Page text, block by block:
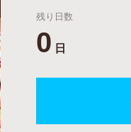
残り日数
0 日